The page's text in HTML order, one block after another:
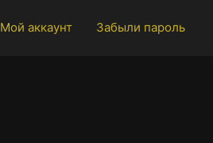
Мой аккаунт Забыли пароль